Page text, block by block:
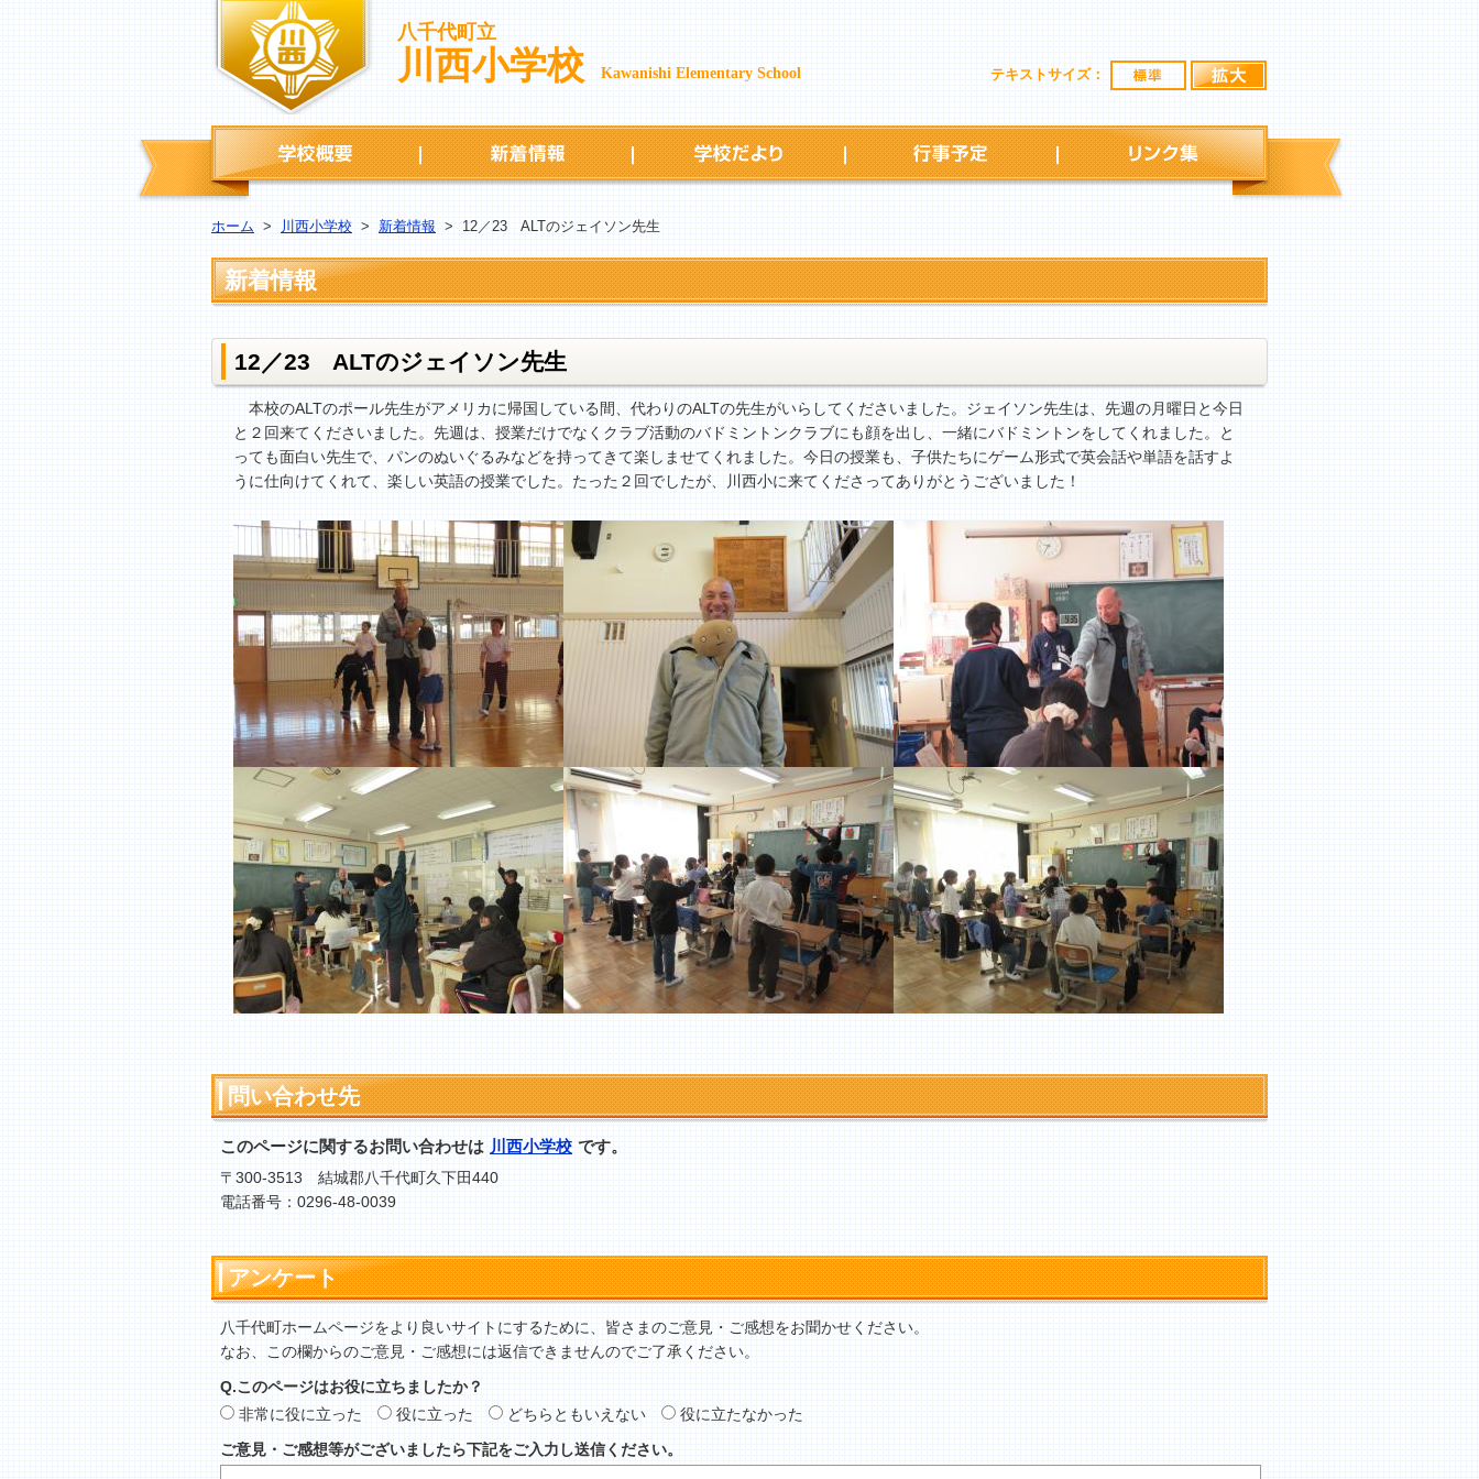
八千代町立
川西小学校 Kawanishi Elementary School テキストサイズ： 標準
学校概要 新着情報 学校だより 行事予定 リンク集
ホーム > 川西小学校 > 新着情報 > 12／23 ALTのジェイソン先生
新着情報
12／23 ALTのジェイソン先生
本校のALTのポール先生がアメリカに帰国している間、代わりのALTの先生がいらしてくださいました。ジェイソン先生は、先週の月曜日と今日
と２回来てくださいました。先週は、授業だけでなくクラブ活動のバドミントンクラブにも顔を出し、一緒にバドミントンをしてくれました。と
っても面白い先生で、パンのぬいぐるみなどを持ってきて楽しませてくれました。今日の授業も、子供たちにゲーム形式で英会話や単語を話すよ
うに仕向けてくれて、楽しい英語の授業でした。たった２回でしたが、川西小に来てくださってありがとうございました！
問い合わせ先
このページに関するお問い合わせは 川西小学校 です。
〒300-3513 結城郡八千代町久下田440
電話番号：0296-48-0039
アンケート
八千代町ホームページをより良いサイトにするために、皆さまのご意見・ご感想をお聞かせください。
なお、この欄からのご意見・ご感想には返信できませんのでご了承ください。
Q.このページはお役に立ちましたか？
非常に役に立った
役に立った どちらともいえない
役に立たなかった
ご意見・ご感想等がございましたら下記をご入力し送信ください。